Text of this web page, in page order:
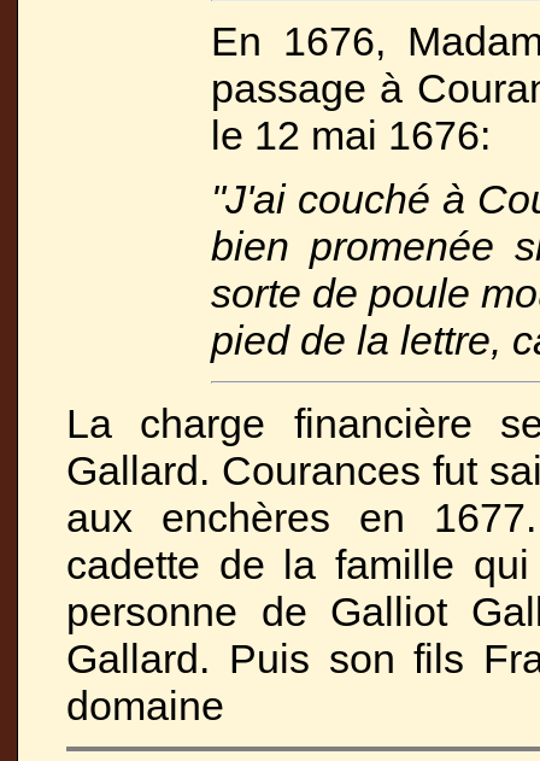
En 1676,
passage à
le 12 mai 1676:
"J'ai couché à
bien promenée
sorte de poule
pied de la lettre,
La charge financière
Gallard. Courances fut
aux enchères en
cadette de la famille
personne de Galliot
Gallard. Puis son fils
domaine